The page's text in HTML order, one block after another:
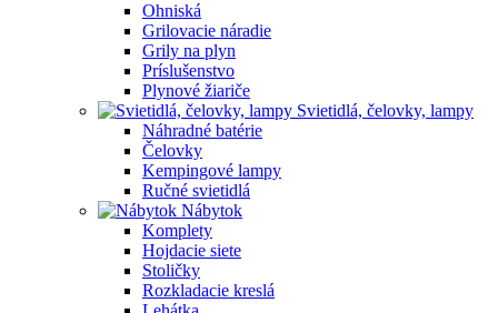
Ohniská
Grilovacie náradie
Grily na plyn
Príslušenstvo
Plynové žiariče
Svietidlá, čelovky, lampy
Náhradné batérie
Čelovky
Kempingové lampy
Ručné svietidlá
Nábytok
Komplety
Hojdacie siete
Stoličky
Rozkladacie kreslá